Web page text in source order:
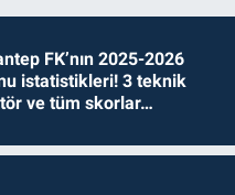
FK’nın 2025-2026
istatistikleri! 3 teknik
ve tüm skorlar…